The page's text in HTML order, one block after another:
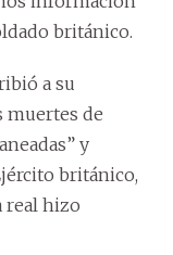
británico.
a su
muertes de
y
británico,
real hizo